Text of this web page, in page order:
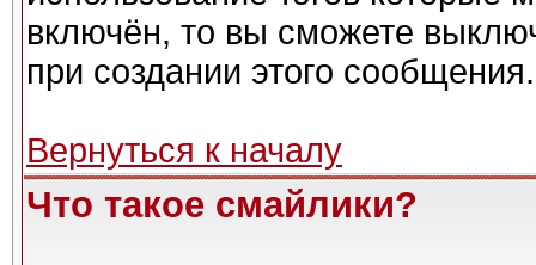
включён, то вы сможете
при создании этого сообщения.
Вернуться к началу
Что такое смайлики?